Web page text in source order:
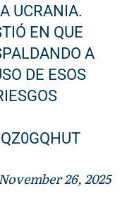
UCRANIA.
EN QUE
A
DE ESOS
26, 2025